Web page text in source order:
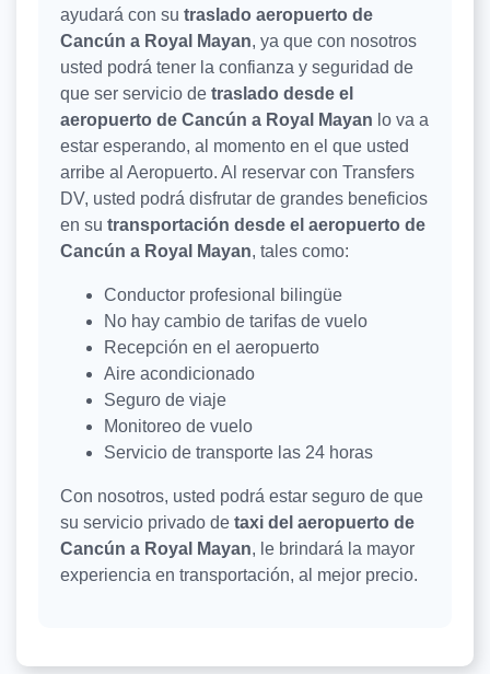
ayudará con su traslado aeropuerto de
Cancún a Royal Mayan, ya que con nosotros
usted podrá tener la confianza y seguridad de
que ser servicio de traslado desde el
aeropuerto de Cancún a Royal Mayan lo va a
estar esperando, al momento en el que usted
arribe al Aeropuerto. Al reservar con Transfers
DV, usted podrá disfrutar de grandes beneficios
en su transportación desde el aeropuerto de
Cancún a Royal Mayan, tales como:
Conductor profesional bilingüe
No hay cambio de tarifas de vuelo
Recepción en el aeropuerto
Aire acondicionado
Seguro de viaje
Monitoreo de vuelo
Servicio de transporte las 24 horas
Con nosotros, usted podrá estar seguro de que
su servicio privado de taxi del aeropuerto de
Cancún a Royal Mayan, le brindará la mayor
experiencia en transportación, al mejor precio.